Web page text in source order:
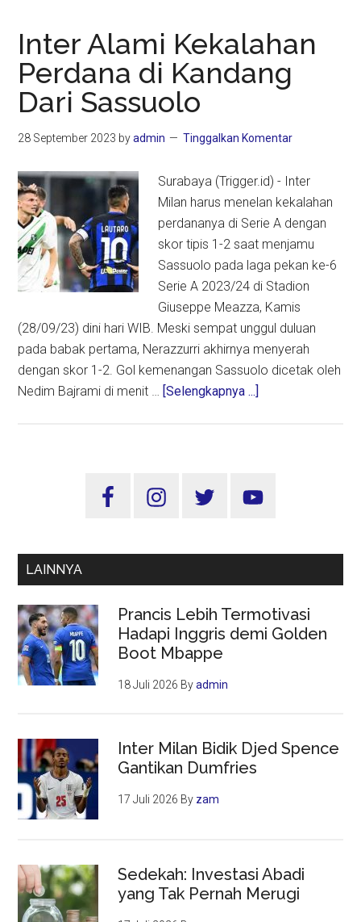
Inter Alami Kekalahan
Perdana di Kandang
Dari Sassuolo
28 September 2023 byadmin Tinggalkan Komentar
Surabaya (Trigger.id) - Inter
Milan harus menelan kekalahan
perdananya di Serie A dengan
skor tipis 1-2 saat menjamu
Sassuolo pada laga pekan ke-6
Serie A 2023/24 di Stadion
Giuseppe Meazza, Kamis
(28/09/23) dini hari WIB. Meski sempat unggul duluan
pada babak pertama, Nerazzurri akhirnya menyerah
dengan skor 1-2. Gol kemenangan Sassuolo dicetak oleh
Nedim Bajrami di menit … [Selengkapnya ...]
di
Sassuolo
Sidebar
LAINNYA
Prancis Lebih Termotivasi
Hadapi Inggris demi Golden
Boot Mbappe
18 Juli 2026 Byadmin
Inter Milan Bidik Djed Spence
Gantikan Dumfries
17 Juli 2026 By zam
Sedekah: Investasi Abadi
yang Tak Pernah Merugi